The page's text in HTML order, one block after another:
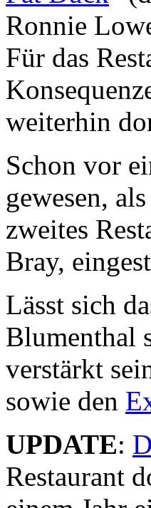
Ronnie
Für das
weiterhin
Schon vor
gewesen,
zweites
Bray,
Lässt sich
Blumenthal
verstärkt
sowie den
UPDATE:
Restaurant